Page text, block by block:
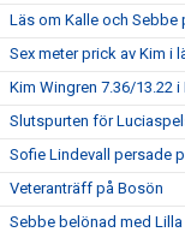
Läs om Kalle och
Sex meter prick av Kim i
Kim Wingren 7.36/13.22 i
Slutspurten för
Sofie Lindevall persade
Veteranträff på Bosön
Sebbe belönad med